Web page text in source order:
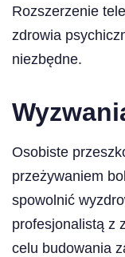
Rozszerzenie
zdrowia
niezbędne.
Osobiste
przeżywaniem
spowolnić
profesjonalistą z
celu budowania